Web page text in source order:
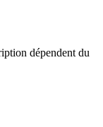
dépendent du